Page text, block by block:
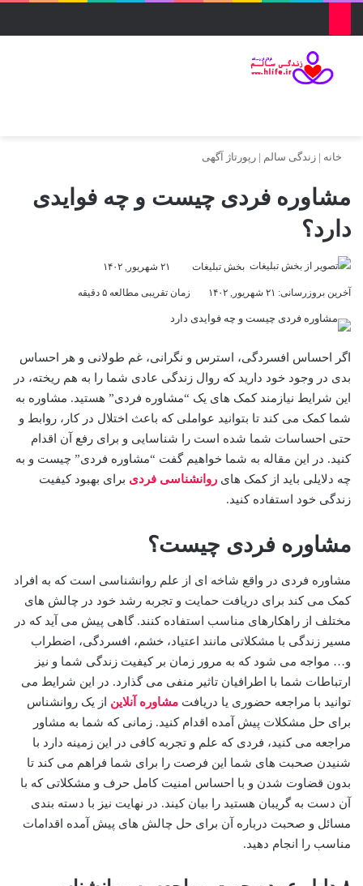
خانه | زندگی سالم | رپورتاژ آگهی
مشاوره فردی چیست و چه فوایدی
دارد؟
بخش تبلیغات ۲۱ شهریور, ۱۴۰۲
آخرین بروزرسانی: ۲۱ شهریور, ۱۴۰۲ زمان تقریبی مطالعه ۵ دقیقه
اگر احساس افسردگی، استرس و نگرانی، غم طولانی و هر احساس
بدی در وجود خود دارید که روال زندگی عادی شما را به هم ریخته، در
این شرایط نیازمند کمک های یک “مشاوره فردی” هستید. مشاوره به
شما کمک می کند تا بتوانید عواملی که باعث اختلال در کار، روابط و
حتی احساسات شما شده است را شناسایی و برای رفع آن اقدام
کنید. در این مقاله به شما خواهیم گفت “مشاوره فردی” چیست و به
چه دلایلی باید از کمک های روانشناسی فردی برای بهبود کیفیت
زندگی خود استفاده کنید.
مشاوره فردی چیست؟
مشاوره فردی در واقع شاخه ای از علم روانشناسی است که به افراد
کمک می کند برای دریافت حمایت و تجربه رشد خود در چالش های
مختلف از راهکارهای مناسب استفاده کنند. گاهی پیش می آید که در
مسیر زندگی با مشکلاتی مانند اعتیاد، خشم، افسردگی، اضطراب
و… مواجه می شود که به مرور زمان بر کیفیت زندگی شما و نیز
ارتباطات شما با اطرافیان تاثیر منفی می گذارد. در این شرایط می
توانید با مراجعه حضوری یا دریافت مشاوره آنلاین از یک روانشناس
برای حل مشکلات پیش آمده اقدام کنید. زمانی که شما به مشاور
مراجعه می کنید، فردی که علم و تجربه کافی در این زمینه دارد با
شنیدن صحبت های شما این فرصت را برای شما فراهم می کند تا
بدون قضاوت شدن و با احساس امنیت کامل حرف و مشکلاتی که با
آن دست به گریبان هستید را بیان کیند. در نهایت نیز با دسته بندی
مسائل و صحبت درباره آن برای حل چالش های پیش آمده اقدامات
مناسب را انجام دهید.